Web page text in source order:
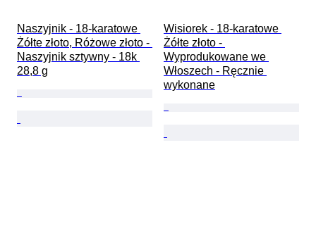
Naszyjnik - 18-karatowe
Żółte złoto, Różowe złoto -
Naszyjnik sztywny - 18k
28,8 g
Wisiorek - 18-karatowe
Żółte złoto -
Wyprodukowane we
Włoszech - Ręcznie
wykonane